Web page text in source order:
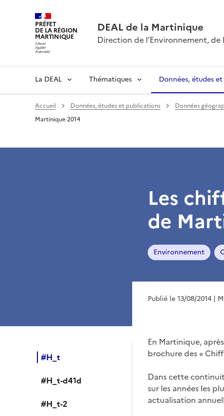
PRÉFET
DE LA RÉGION
MARTINIQUE
DEAL de la Martinique
Direction de l’Environnement,
La DEAL Thématiques Données, études
Accueil Données, études et publications Données
Martinique 2014
#H_t
#H_t-d41d
#H_t-2
Les
de
Environnement
Publié le 13/08/2014 |
En Martinique,
brochure des «
Dans cette
sur les années les
actualisation